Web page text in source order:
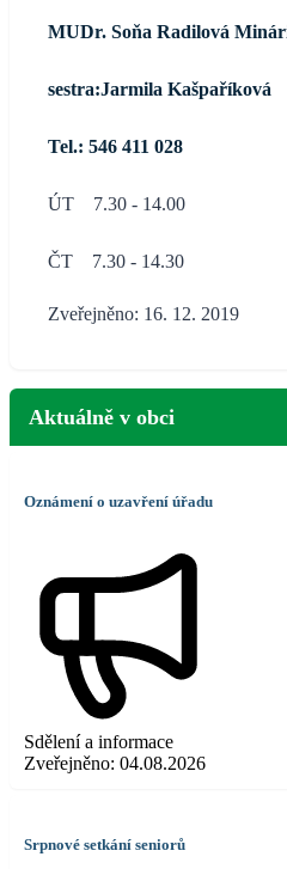
MUDr. Soňa
sestra:Jarmila
Tel.: 546 411 028
ÚT 7.30 -
ČT 7.30 -
Zveřejněno: 16. 12. 2019
Aktuálně v obci
Oznámení o uzavření úřadu
Sdělení a informace
Zveřejněno: 04.08.2026
Srpnové setkání seniorů